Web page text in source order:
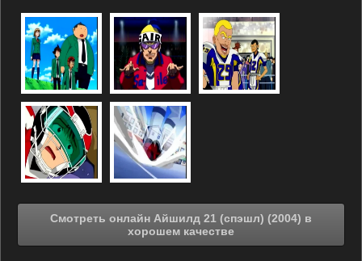
Смотреть онлайн Айшилд 21 (спэшл) (2004) в
хорошем качестве